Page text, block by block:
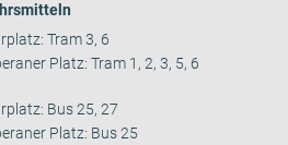
Tram 3, 6
Platz: Tram 1, 2, 3, 5, 6
Bus 25, 27
Platz: Bus 25